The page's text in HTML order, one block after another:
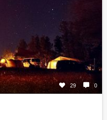
29 0